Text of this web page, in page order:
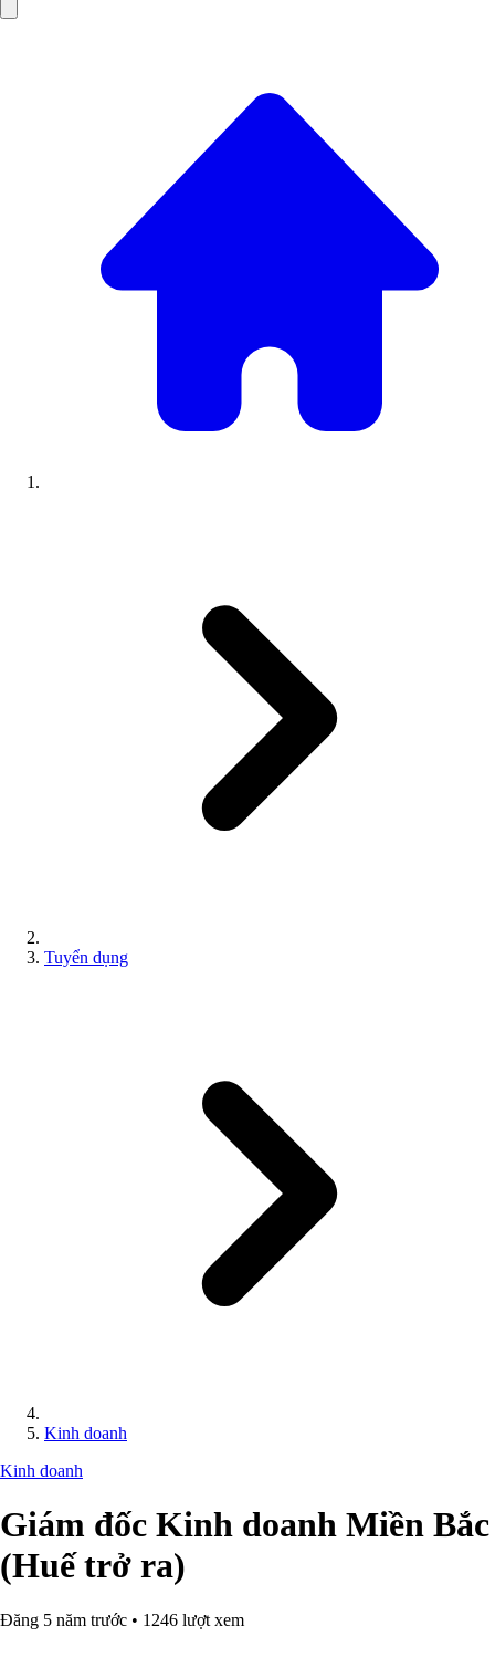
Tuyển dụng
Kinh doanh
Kinh doanh
Giám đốc Kinh doanh Miền Bắc
(Huế trở ra)
Đăng 5 năm trước • 1246 lượt xem